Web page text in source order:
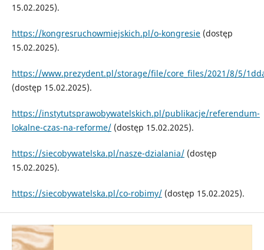
15.02.2025).
https://kongresruchowmiejskich.pl/o-kongresie(dostęp
15.02.2025).
https://www.prezydent.pl/storage/file/core_files/2021/8/5/
(dostęp 15.02.2025).
https://instytutsprawobywatelskich.pl/publikacje/referendum-
lokalne-czas-na-reforme/(dostęp 15.02.2025).
https://siecobywatelska.pl/nasze-dzialania/(dostęp
15.02.2025).
https://siecobywatelska.pl/co-robimy/(dostęp 15.02.2025).